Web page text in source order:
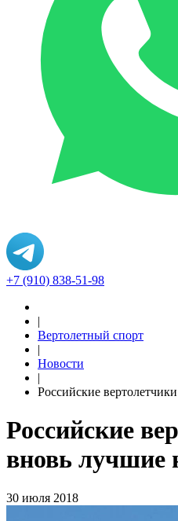
+7 (910) 838-51-98
|
Вертолетный спорт
|
Новости
|
Российские
Российские
вновь лучшие
30 июля 2018